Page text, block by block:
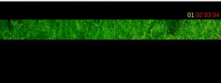
01 02 03 04